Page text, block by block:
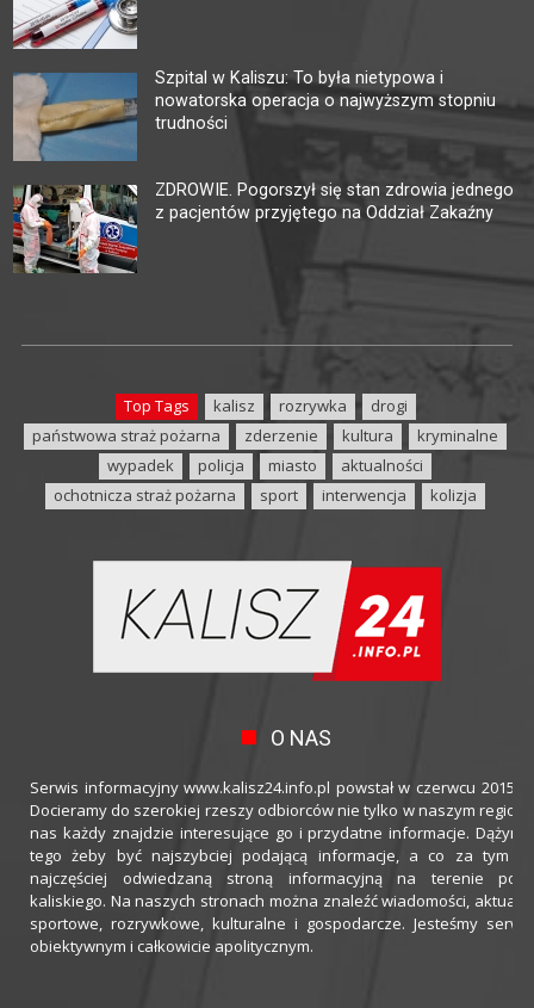
Szpital w Kaliszu: To była nietypowa i
nowatorska operacja o najwyższym stopniu
trudności
ZDROWIE. Pogorszył się stan zdrowia jednego
z pacjentów przyjętego na Oddział Zakaźny
Top Tags kalisz rozrywka
drogi
państwowa straż pożarna
zderzenie kultura
kryminalne
wypadek
policja miasto
aktualności
ochotnicza straż pożarna
sport interwencja kolizja
O NAS
Serwis informacyjny www.kalisz24.info.pl powstał w czerwcu 2015
Docieramy do szerokiej rzeszy odbiorców nie tylko w naszym
nas każdy znajdzie interesujące go i przydatne informacje.
tego żeby być najszybciej podającą informacje, a co za tym
najczęściej odwiedzaną stroną informacyjną na terenie
kaliskiego. Na naszych stronach można znaleźć wiadomości,
sportowe, rozrywkowe, kulturalne i gospodarcze. Jesteśmy
obiektywnym i całkowicie apolitycznym.